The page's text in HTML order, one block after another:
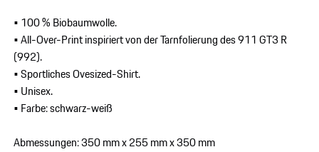
• 100 % Biobaumwolle.
• All-Over-Print inspiriert von der Tarnfolierung des 911 GT3 R
(992).
• Sportliches Ovesized-Shirt.
• Unisex.
• Farbe: schwarz-weiß
Abmessungen: 350 mm x 255 mm x 350 mm